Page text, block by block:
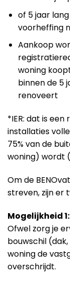
of 5 jaar
voorheffing
Aankoop
woning
binnen de 5
renoveert
*IER: dat is
installaties
75% van de
woning) wordt
Om de
streven, zijn er
Mogelijkheid 1:
Ofwel zorg je
bouwschil
woning de
overschrijdt.